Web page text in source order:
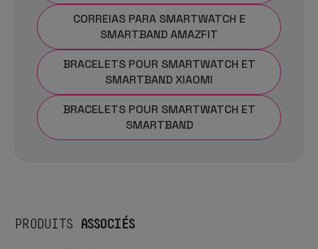
CORREIAS PARA SMARTWATCH E
SMARTBAND AMAZFIT
BRACELETS POUR SMARTWATCH ET
SMARTBAND XIAOMI
BRACELETS POUR SMARTWATCH ET
SMARTBAND
PRODUITS ASSOCIÉS